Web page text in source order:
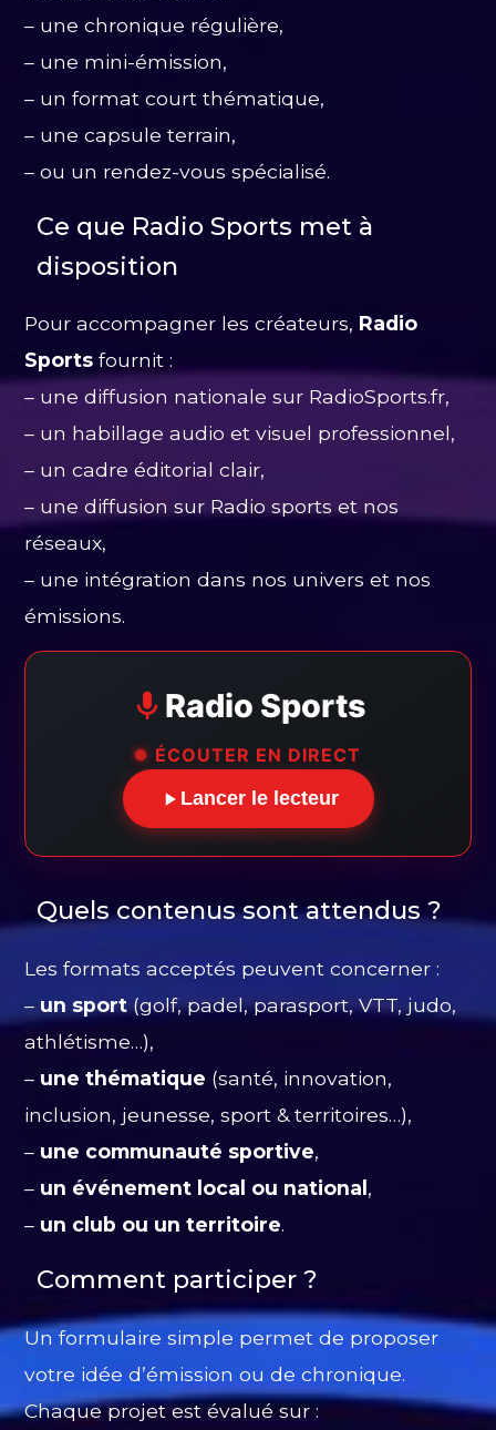
– une chronique régulière,
– une mini-émission,
– un format court thématique,
– une capsule terrain,
– ou un rendez-vous spécialisé.
Ce que Radio Sports met à
disposition
Pour accompagner les créateurs, Radio
Sports fournit :
– une diffusion nationale sur RadioSports.fr,
– un habillage audio et visuel professionnel,
– un cadre éditorial clair,
– une diffusion sur Radio sports et nos
réseaux,
– une intégration dans nos univers et nos
émissions.
Radio Sports
ÉCOUTER EN DIRECT
Lancer le lecteur
Quels contenus sont attendus ?
Les formats acceptés peuvent concerner :
– un sport(golf, padel, parasport, VTT, judo,
athlétisme…),
– une thématique (santé, innovation,
inclusion, jeunesse, sport & territoires…),
– une communauté sportive,
– un événement local ou national ,
– un club ou un territoire.
Comment participer ?
Un formulaire simple permet de proposer
votre idée d’émission ou de chronique.
Chaque projet est évalué sur :